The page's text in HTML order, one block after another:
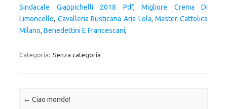
Sindacale Giappichelli 2018 Pdf, Migliore Crema Di
Limoncello, Cavalleria Rusticana Aria Lola,Master Cattolica
Milano, Benedettini E Francescani,
Categoria: Senza categoria
Navigazione articolo
← Ciao mondo!